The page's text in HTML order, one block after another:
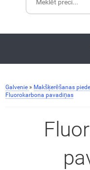
Galvenie » Makšķerēšanas
Fluorokarbona pavadiņas